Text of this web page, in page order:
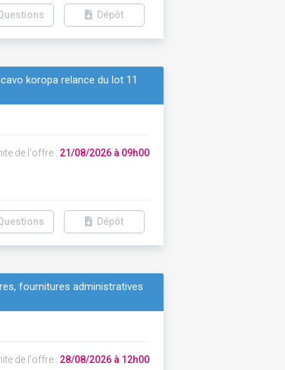
Dépôt
koropa relance du lot 11
de l'offre : 21/08/2026 à 09h00
Dépôt
fournitures administratives
de l'offre : 28/08/2026 à 12h00